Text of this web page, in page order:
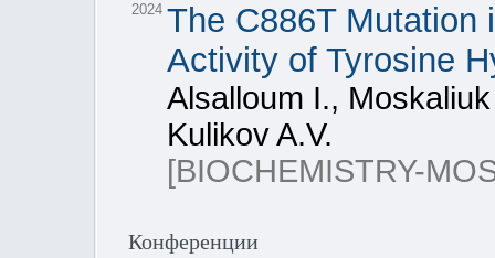
2024 The C886T Mutation
Activity of Tyrosine
Alsalloum I.,
Kulikov A.V.
[BIOCHEMISTRY-
Конференции